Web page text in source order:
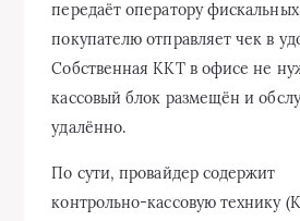
передаёт оператору
покупателю отправляет чек в
Собственная ККТ в офисе не
кассовый блок размещён и
удалённо.
По сути, провайдер содержит
контрольно‑кассовую технику